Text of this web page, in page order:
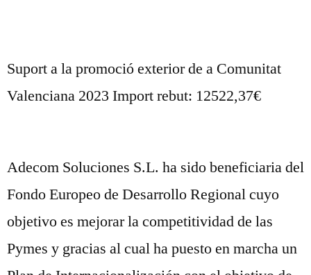
Suport a la promoció exterior de a Comunitat
Valenciana 2023 Import rebut: 12522,37€
Adecom Soluciones S.L. ha sido beneficiaria del
Fondo Europeo de Desarrollo Regional cuyo
objetivo es mejorar la competitividad de las
Pymes y gracias al cual ha puesto en marcha un